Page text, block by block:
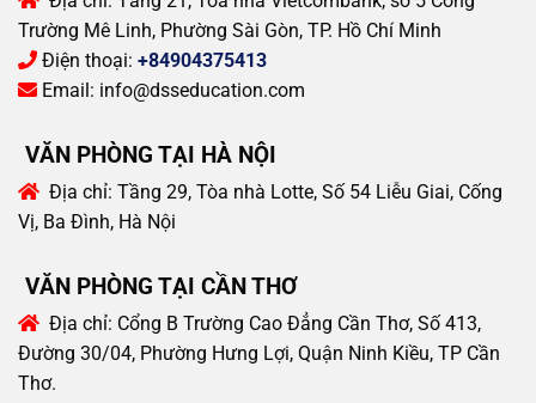
Trường Mê Linh, Phường Sài Gòn, TP. Hồ Chí Minh
Điện thoại: +84904375413
Email: info@dsseducation.com
VĂN PHÒNG TẠI HÀ NỘI
Địa chỉ: Tầng 29, Tòa nhà Lotte, Số 54 Liễu Giai, Cống
Vị, Ba Đình, Hà Nội
VĂN PHÒNG TẠI CẦN THƠ
Địa chỉ: Cổng B Trường Cao Đẳng Cần Thơ, Số 413,
Đường 30/04, Phường Hưng Lợi, Quận Ninh Kiều, TP Cần
Thơ.